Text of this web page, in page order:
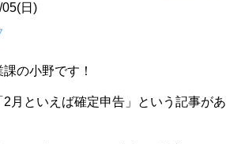
日)
の小野です！
月といえば確定申告」という記事があ